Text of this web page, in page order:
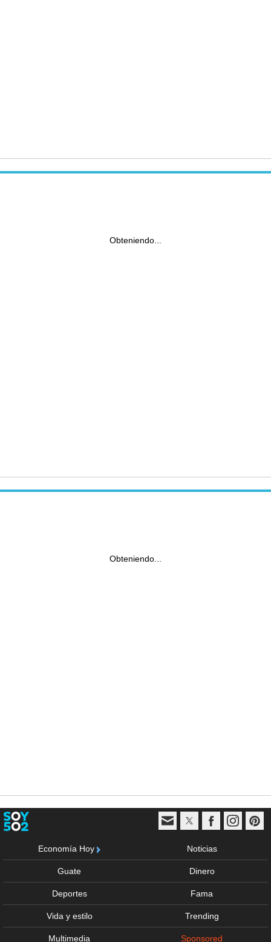
Obteniendo...
Obteniendo...
Economía Hoy Noticias
Guate Dinero
Deportes Fama
Vida y estilo Trending
Multimedia Sponsored